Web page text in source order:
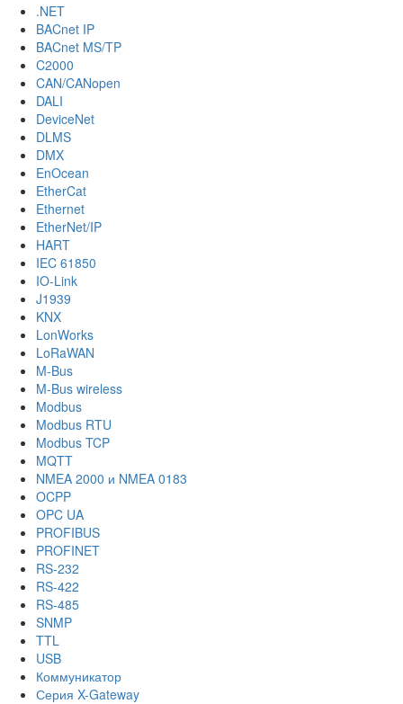
.NET
BACnet IP
BACnet MS/TP
C2000
CAN/CANopen
DALI
DeviceNet
DLMS
DMX
EnOcean
EtherCat
Ethernet
EtherNet/IP
HART
IEC 61850
IO-Link
J1939
KNX
LonWorks
LoRaWAN
M-Bus
M-Bus wireless
Modbus
Modbus RTU
Modbus TCP
MQTT
NMEA 2000 и NMEA 0183
OCPP
OPC UA
PROFIBUS
PROFINET
RS-232
RS-422
RS-485
SNMP
TTL
USB
Коммуникатор
Серия X-Gateway